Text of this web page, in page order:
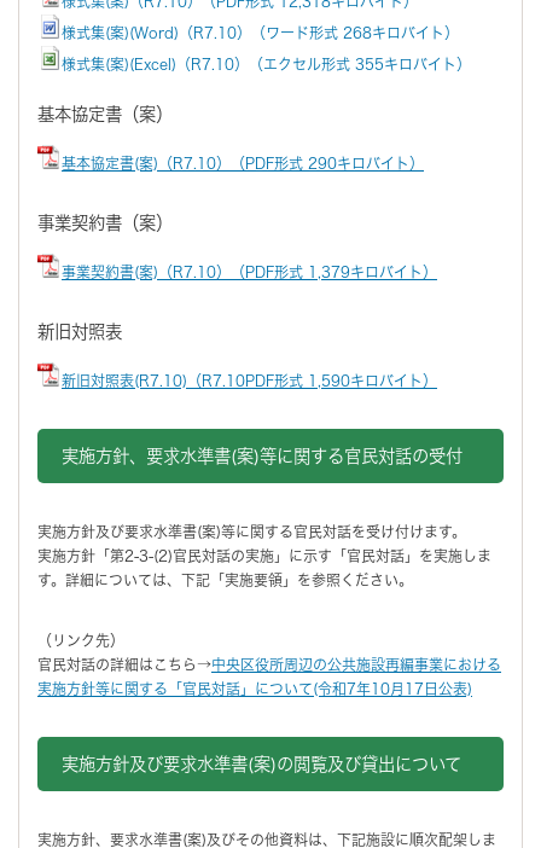
様式集(案)(Word)（R7.10）（ワード形式 268キロバイト）
様式集(案)(Excel)（R7.10）（エクセル形式 355キロバイト）
基本協定書（案）
基本協定書(案)（R7.10）（PDF形式 290キロバイト）
事業契約書（案）
事業契約書(案)（R7.10）（PDF形式 1,379キロバイト）
新旧対照表
新旧対照表(R7.10)（R7.10PDF形式 1,590キロバイト）
実施方針、要求水準書(案)等に関する官民対話の受付
実施方針及び要求水準書(案)等に関する官民対話を受け付けます。
実施方針「第2-3-(2)官民対話の実施」に示す「官民対話」を実施しま
す。詳細については、下記「実施要領」を参照ください。
（リンク先）
官民対話の詳細はこちら→中央区役所周辺の公共施設再編事業における
実施方針等に関する「官民対話」について(令和7年10月17日公表)
実施方針及び要求水準書(案)の閲覧及び貸出について
実施方針、要求水準書(案)及びその他資料は、下記施設に順次配架しま